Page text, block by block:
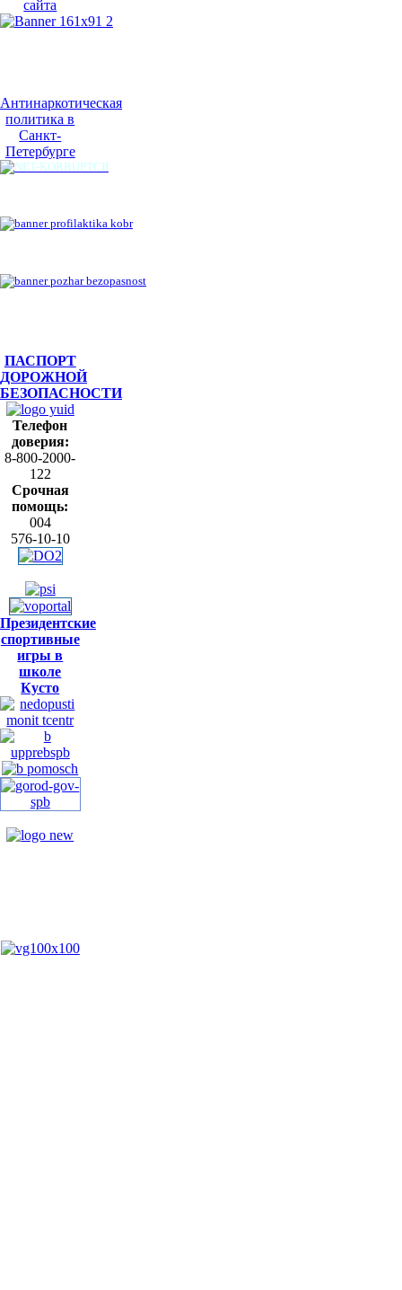
Антинаркотическая
политика в
Санкт-
Петербурге
ПАСПОРТ
ДОРОЖНОЙ
БЕЗОПАСНОСТИ
Телефон
доверия:
8-800-2000-
122
Срочная
помощь:
004
576-10-10
Президентские
спортивные
игры в
школе
Кусто